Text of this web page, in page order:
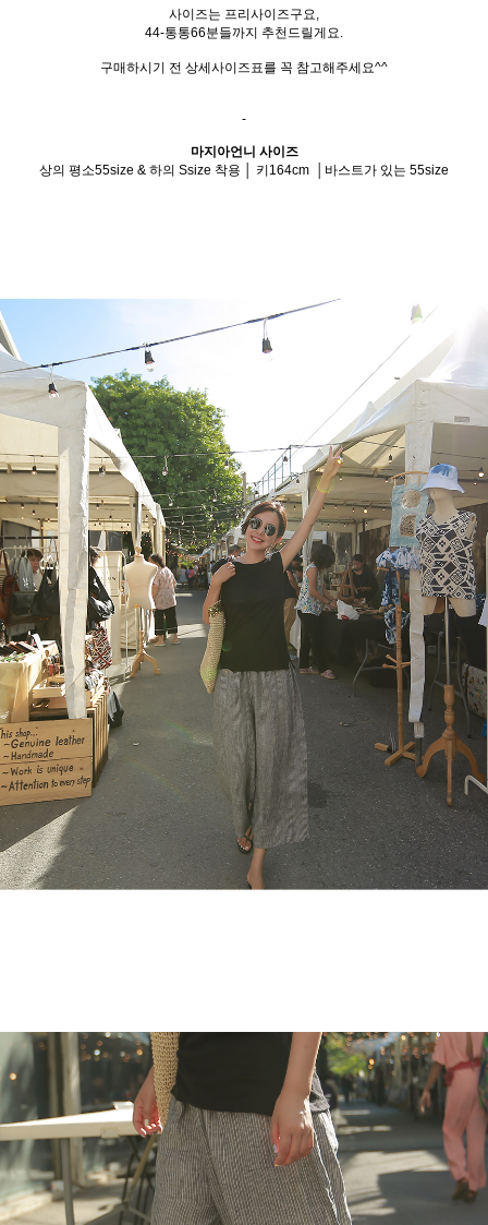
사이즈는 프리사이즈구요,
44-통통66분들까지 추천드릴게요.
구매하시기 전 상세사이즈표를 꼭 참고해주세요^^
-
마지아언니 사이즈
상의 평소55size & 하의 Ssize 착용 │ 키164cm │바스트가 있는 55size